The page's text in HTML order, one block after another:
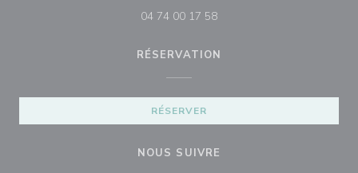
04 74 00 17 58
RÉSERVATION
RÉSERVER
NOUS SUIVRE